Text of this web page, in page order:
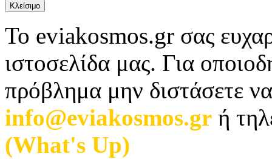
Κλείσιμο
Το eviakosmos.gr σας
ιστοσελίδα μας. Για
πρόβλημα μην διστάσετε
info@eviakosmos.gr ή
(What's Up)